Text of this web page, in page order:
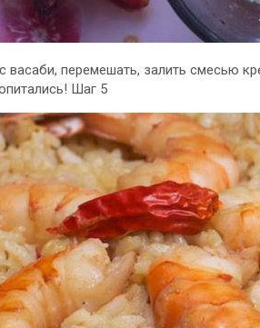
перемешать, залить смесью
Шаг 5